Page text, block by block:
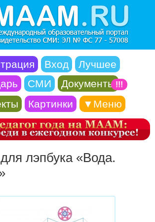
Вход
Лучшее
СМИ Документы !!!
Картинки ▼Меню
лэпбука «Вода.